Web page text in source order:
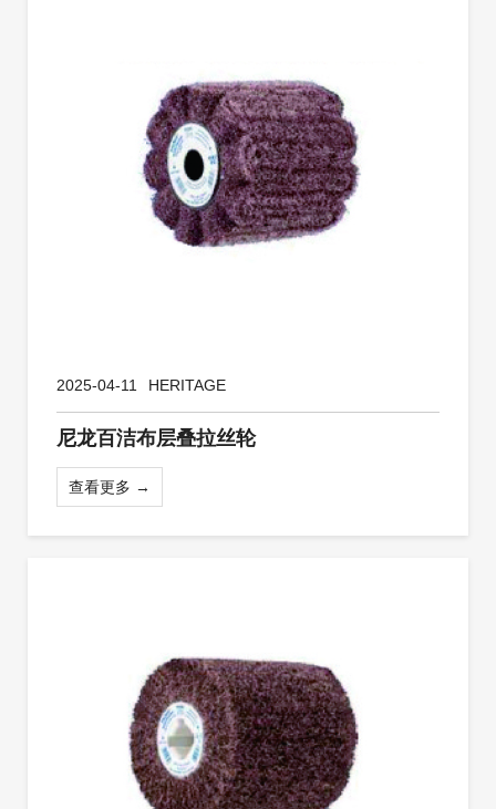
2025-04-11 HERITAGE
尼龙百洁布层叠拉丝轮
查看更多 →